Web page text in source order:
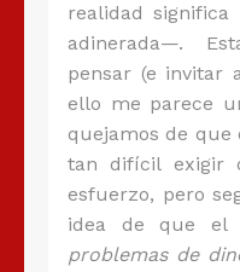
realidad
adinerada—.
pensar (e invitar
ello me parece
quejamos de que
tan difícil exigir
esfuerzo, pero
idea de que el
problemas de